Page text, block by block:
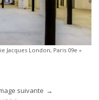
Jacques London, Paris 09e »
suivante